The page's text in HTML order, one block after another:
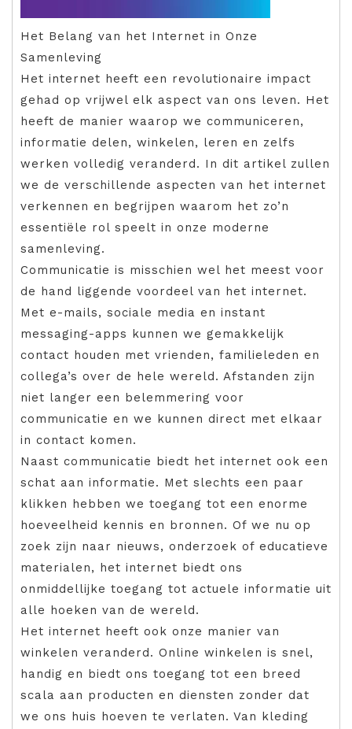
Het Belang van het Internet in Onze
Samenleving
Het internet heeft een revolutionaire impact
gehad op vrijwel elk aspect van ons leven. Het
heeft de manier waarop we communiceren,
informatie delen, winkelen, leren en zelfs
werken volledig veranderd. In dit artikel zullen
we de verschillende aspecten van het internet
verkennen en begrijpen waarom het zo’n
essentiële rol speelt in onze moderne
samenleving.
Communicatie is misschien wel het meest voor
de hand liggende voordeel van het internet.
Met e-mails, sociale media en instant
messaging-apps kunnen we gemakkelijk
contact houden met vrienden, familieleden en
collega’s over de hele wereld. Afstanden zijn
niet langer een belemmering voor
communicatie en we kunnen direct met elkaar
in contact komen.
Naast communicatie biedt het internet ook een
schat aan informatie. Met slechts een paar
klikken hebben we toegang tot een enorme
hoeveelheid kennis en bronnen. Of we nu op
zoek zijn naar nieuws, onderzoek of educatieve
materialen, het internet biedt ons
onmiddellijke toegang tot actuele informatie uit
alle hoeken van de wereld.
Het internet heeft ook onze manier van
winkelen veranderd. Online winkelen is snel,
handig en biedt ons toegang tot een breed
scala aan producten en diensten zonder dat
we ons huis hoeven te verlaten. Van kleding